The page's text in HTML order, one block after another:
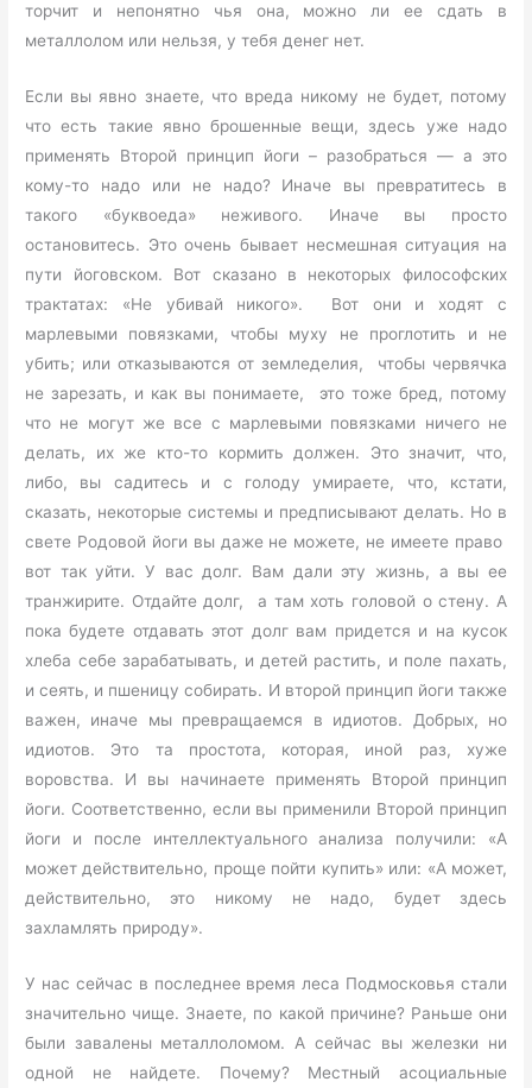
торчит и непонятно чья она, можно ли ее сдать в
металлолом или нельзя, у тебя денег нет.
Если вы явно знаете, что вреда никому не будет, потому
что есть такие явно брошенные вещи, здесь уже надо
применять Второй принцип йоги – разобраться — а это
кому-то надо или не надо? Иначе вы превратитесь в
такого «буквоеда» неживого. Иначе вы просто
остановитесь. Это очень бывает несмешная ситуация на
пути йоговском. Вот сказано в некоторых философских
трактатах: «Не убивай никого». Вот они и ходят с
марлевыми повязками, чтобы муху не проглотить и не
убить; или отказываются от земледелия, чтобы червячка
не зарезать, и как вы понимаете, это тоже бред, потому
что не могут же все с марлевыми повязками ничего не
делать, их же кто-то кормить должен. Это значит, что,
либо, вы садитесь и с голоду умираете, что, кстати,
сказать, некоторые системы и предписывают делать. Но в
свете Родовой йоги вы даже не можете, не имеете право
вот так уйти. У вас долг. Вам дали эту жизнь, а вы ее
транжирите. Отдайте долг, а там хоть головой о стену. А
пока будете отдавать этот долг вам придется и на кусок
хлеба себе зарабатывать, и детей растить, и поле пахать,
и сеять, и пшеницу собирать. И второй принцип йоги также
важен, иначе мы превращаемся в идиотов. Добрых, но
идиотов. Это та простота, которая, иной раз, хуже
воровства. И вы начинаете применять Второй принцип
йоги. Соответственно, если вы применили Второй принцип
йоги и после интеллектуального анализа получили: «А
может действительно, проще пойти купить» или: «А может,
действительно, это никому не надо, будет здесь
захламлять природу».
У нас сейчас в последнее время леса Подмосковья стали
значительно чище. Знаете, по какой причине? Раньше они
были завалены металлоломом. А сейчас вы железки ни
одной не найдете. Почему? Местный асоциальные